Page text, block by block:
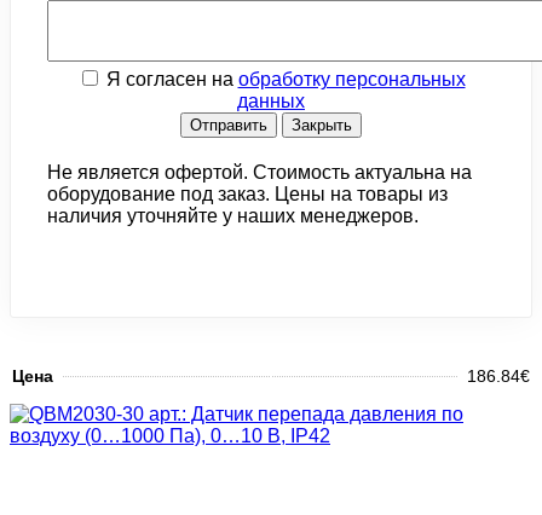
Я согласен на обработку персональных
данных
Отправить Закрыть
Не является офертой. Стоимость актуальна на
оборудование под заказ. Цены на товары из
наличия уточняйте у наших менеджеров.
Цена 186.84€